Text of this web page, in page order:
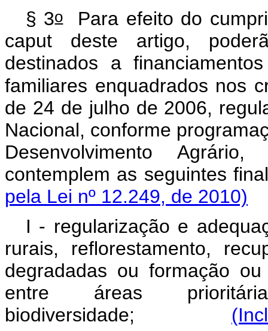
§ 3oPara efeito do
caput deste artigo,
destinados a
familiares enquadrados nos
de 24 de julho de 2006,
Nacional, conforme
Desenvolvimento
contemplem as
pela Lei nº 12.249, de 2010)
I - regularização e
rurais, reflorestamento,
degradadas ou formação
entre áreas
biodiversidade;